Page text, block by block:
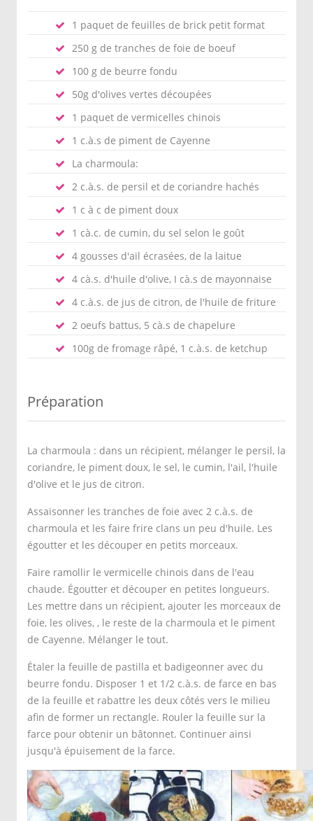
1 paquet de feuilles de brick petit format
250 g de tranches de foie de boeuf
100 g de beurre fondu
50g d'olives vertes découpées
1 paquet de vermicelles chinois
1 c.à.s de piment de Cayenne
La charmoula:
2 c.à.s. de persil et de coriandre hachés
1 c à c de piment doux
1 cà.c. de cumin, du sel selon le goût
4 gousses d'ail écrasées, de la laitue
4 cà.s. d'huile d'olive, I cà.s de mayonnaise
4 c.à.s. de jus de citron, de l'huile de friture
2 oeufs battus, 5 cà.s de chapelure
100g de fromage râpé, 1 c.à.s. de ketchup
Préparation
La charmoula : dans un récipient, mélanger le persil, la
coriandre, le piment doux, le sel, le cumin, l'ail, l'huile
d'olive et le jus de citron.
Assaisonner les tranches de foie avec 2 c.à.s. de
charmoula et les faire frire clans un peu d'huile. Les
égoutter et les découper en petits morceaux.
Faire ramollir le vermicelle chinois dans de l'eau
chaude. Égoutter et découper en petites longueurs.
Les mettre dans un récipient, ajouter les morceaux de
foie, les olives, , le reste de la charmoula et le piment
de Cayenne. Mélanger le tout.
Étaler la feuille de pastilla et badigeonner avec du
beurre fondu. Disposer 1 et 1/2 c.à.s. de farce en bas
de la feuille et rabattre les deux côtés vers le milieu
afin de former un rectangle. Rouler la feuille sur la
farce pour obtenir un bâtonnet. Continuer ainsi
jusqu'à épuisement de la farce.
Plonger les noms dans l'oeuf battu, les enrober de
les faire frire dans un bain d'huile brûlant. Les égoutter sur
papier absorbant. Parsemer de fromage râpé sur les